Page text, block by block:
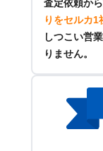
査定依頼か
りをセルカ1
しつこい営
りません。